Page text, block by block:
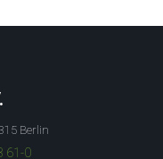
Berlin
61-0